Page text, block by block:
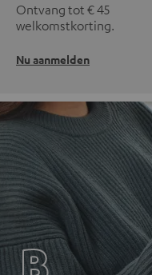
Ontvang tot € 45
welkomstkorting.
Nu aanmelden